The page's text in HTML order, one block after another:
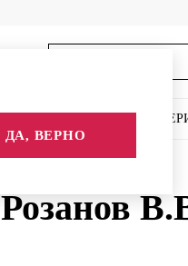
ДА, ВЕРНО
Розанов